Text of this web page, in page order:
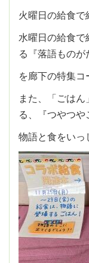
火曜日の給食で
水曜日の給食で
る『落語ものが
を廊下の特集コ
また、「ごは
る、『つやつや
物語と食をいっ